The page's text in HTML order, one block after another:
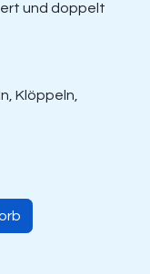
und doppelt
Klöppeln,